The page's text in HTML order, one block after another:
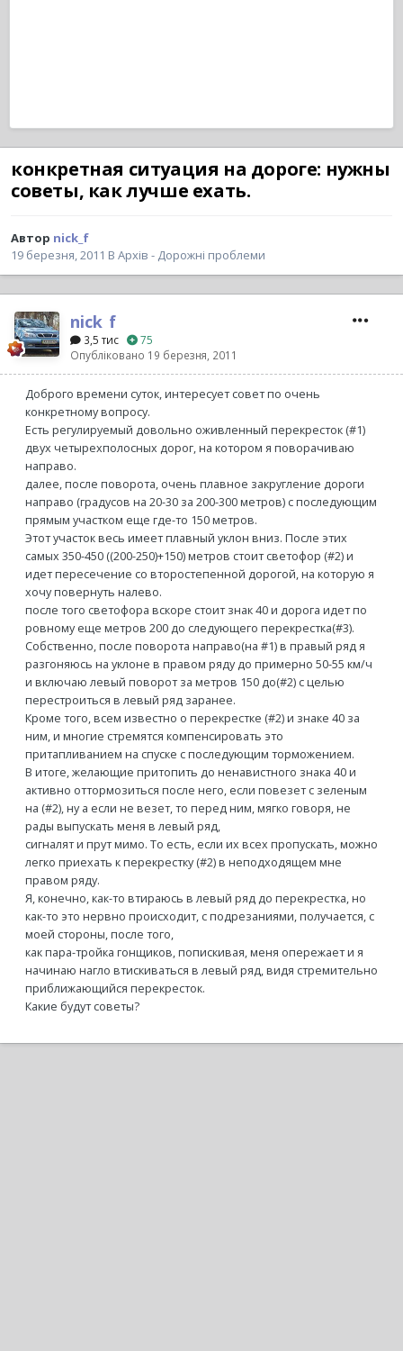
конкретная ситуация на дороге: нужны
советы, как лучше ехать.
Автор nick_f
19 березня, 2011 В Архів - Дорожні проблеми
nick_f
3,5 тис
75
Опубліковано 19 березня, 2011
Доброго времени суток, интересует совет по очень
конкретному вопросу.
Есть регулируемый довольно оживленный перекресток (#1)
двух четырехполосных дорог, на котором я поворачиваю
направо.
далее, после поворота, очень плавное закругление дороги
направо (градусов на 20-30 за 200-300 метров) с последующим
прямым участком еще где-то 150 метров.
Этот участок весь имеет плавный уклон вниз. После этих
самых 350-450 ((200-250)+150) метров стоит светофор (#2) и
идет пересечение со второстепенной дорогой, на которую я
хочу повернуть налево.
после того светофора вскоре стоит знак 40 и дорога идет по
ровному еще метров 200 до следующего перекрестка(#3).
Собственно, после поворота направо(на #1) в правый ряд я
разгоняюсь на уклоне в правом ряду до примерно 50-55 км/ч
и включаю левый поворот за метров 150 до(#2) с целью
перестроиться в левый ряд заранее.
Кроме того, всем известно о перекрестке (#2) и знаке 40 за
ним, и многие стремятся компенсировать это
притапливанием на спуске с последующим торможением.
В итоге, желающие притопить до ненавистного знака 40 и
активно оттормозиться после него, если повезет с зеленым
на (#2), ну а если не везет, то перед ним, мягко говоря, не
рады выпускать меня в левый ряд,
сигналят и прут мимо. То есть, если их всех пропускать, можно
легко приехать к перекрестку (#2) в неподходящем мне
правом ряду.
Я, конечно, как-то втираюсь в левый ряд до перекрестка, но
как-то это нервно происходит, с подрезаниями, получается, с
моей стороны, после того,
как пара-тройка гонщиков, попискивая, меня опережает и я
начинаю нагло втискиваться в левый ряд, видя стремительно
приближающийся перекресток.
Какие будут советы?